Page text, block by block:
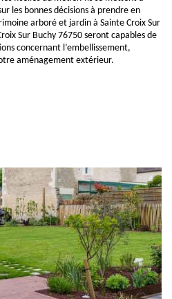
les bonnes décisions à prendre en
arboré et jardin à Sainte Croix Sur
Sur Buchy 76750 seront capables de
concernant l’embellissement,
aménagement extérieur.